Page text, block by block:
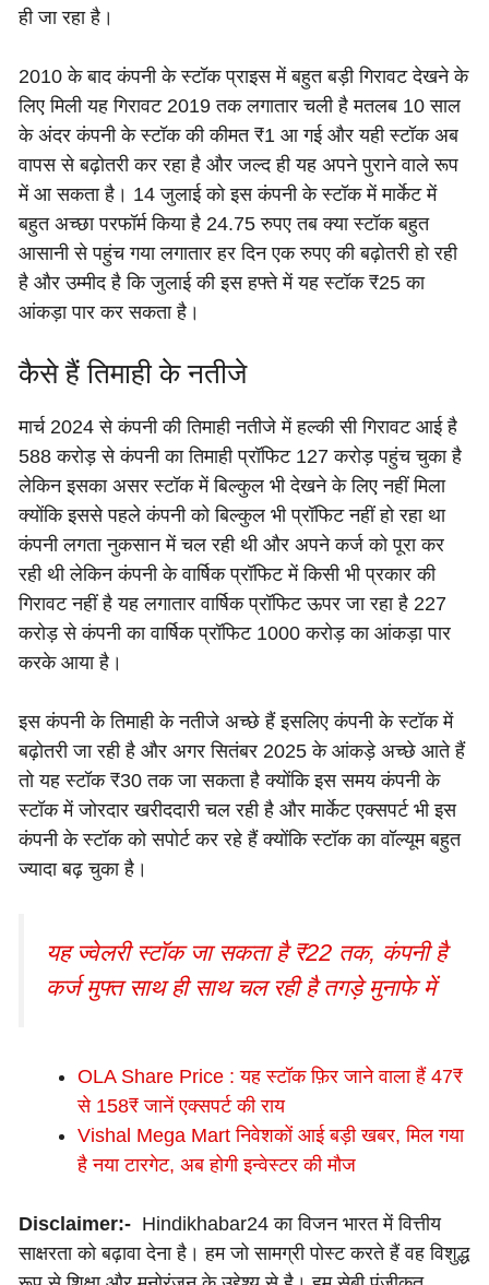
ही जा रहा है।
2010 के बाद कंपनी के स्टॉक प्राइस में बहुत बड़ी गिरावट देखने के
लिए मिली यह गिरावट 2019 तक लगातार चली है मतलब 10 साल
के अंदर कंपनी के स्टॉक की कीमत ₹1 आ गई और यही स्टॉक अब
वापस से बढ़ोतरी कर रहा है और जल्द ही यह अपने पुराने वाले रूप
में आ सकता है। 14 जुलाई को इस कंपनी के स्टॉक में मार्केट में
बहुत अच्छा परफॉर्म किया है 24.75 रुपए तब क्या स्टॉक बहुत
आसानी से पहुंच गया लगातार हर दिन एक रुपए की बढ़ोतरी हो रही
है और उम्मीद है कि जुलाई की इस हफ्ते में यह स्टॉक ₹25 का
आंकड़ा पार कर सकता है।
कैसे हैं तिमाही के नतीजे
मार्च 2024 से कंपनी की तिमाही नतीजे में हल्की सी गिरावट आई है
588 करोड़ से कंपनी का तिमाही प्रॉफिट 127 करोड़ पहुंच चुका है
लेकिन इसका असर स्टॉक में बिल्कुल भी देखने के लिए नहीं मिला
क्योंकि इससे पहले कंपनी को बिल्कुल भी प्रॉफिट नहीं हो रहा था
कंपनी लगता नुकसान में चल रही थी और अपने कर्ज को पूरा कर
रही थी लेकिन कंपनी के वार्षिक प्रॉफिट में किसी भी प्रकार की
गिरावट नहीं है यह लगातार वार्षिक प्रॉफिट ऊपर जा रहा है 227
करोड़ से कंपनी का वार्षिक प्रॉफिट 1000 करोड़ का आंकड़ा पार
करके आया है।
इस कंपनी के तिमाही के नतीजे अच्छे हैं इसलिए कंपनी के स्टॉक में
बढ़ोतरी जा रही है और अगर सितंबर 2025 के आंकड़े अच्छे आते हैं
तो यह स्टॉक ₹30 तक जा सकता है क्योंकि इस समय कंपनी के
स्टॉक में जोरदार खरीददारी चल रही है और मार्केट एक्सपर्ट भी इस
कंपनी के स्टॉक को सपोर्ट कर रहे हैं क्योंकि स्टॉक का वॉल्यूम बहुत
ज्यादा बढ़ चुका है।
यह ज्वेलरी स्टॉक जा सकता है ₹22 तक, कंपनी है
कर्ज मुफ्त साथ ही साथ चल रही है तगड़े मुनाफे में
OLA Share Price : यह स्टॉक फ़िर जाने वाला हैं 47₹
से 158₹ जानें एक्सपर्ट की राय
Vishal Mega Mart निवेशकों आई बड़ी खबर, मिल गया
है नया टारगेट, अब होगी इन्वेस्टर की मौज
Disclaimer:- Hindikhabar24 का विजन भारत में वित्तीय
साक्षरता को बढ़ावा देना है। हम जो सामग्री पोस्ट करते हैं वह विशुद्ध